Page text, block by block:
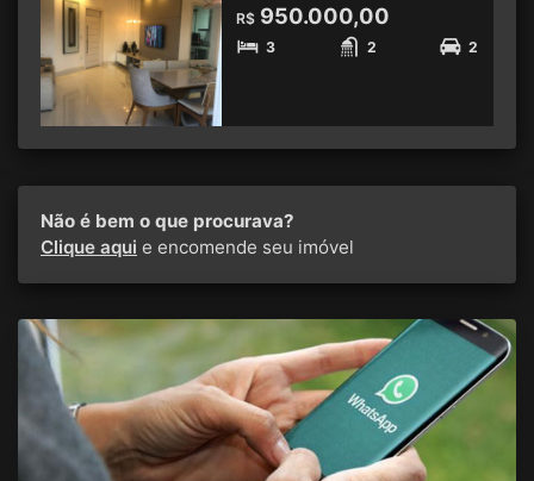
R$ 950.000,00
3 2 2
Não é bem o que procurava?
Clique aqui e encomende seu imóvel